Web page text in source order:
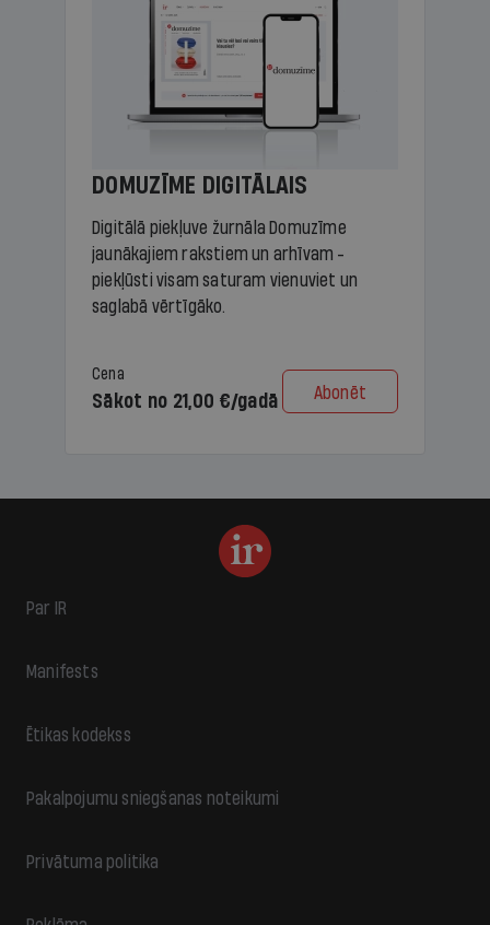
DOMUZĪME DIGITĀLAIS
Digitālā piekļuve žurnāla Domuzīme
jaunākajiem rakstiem un arhīvam -
piekļūsti visam saturam vienuviet un
saglabā vērtīgāko.
Cena
Sākot no 21,00 €/gadā Abonēt
Par IR
Manifests
Ētikas kodekss
Pakalpojumu sniegšanas noteikumi
Privātuma politika